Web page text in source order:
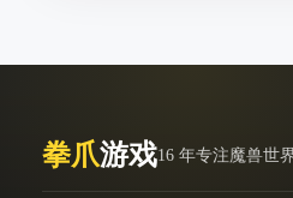
拳爪游戏16 年专注魔兽世